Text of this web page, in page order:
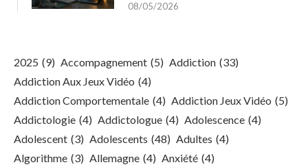
08/05/2026
2025 (9) Accompagnement (5) Addiction (33)
Addiction Aux Jeux Vidéo (4)
Addiction Comportementale (4) Addiction Jeux Vidéo (5)
Addictologie (4) Addictologue (4) Adolescence (4)
Adolescent (3) Adolescents (48) Adultes (4)
Algorithme (3) Allemagne (4) Anxiété (4)